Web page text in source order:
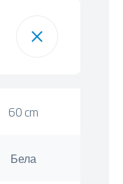
60 cm
Бела